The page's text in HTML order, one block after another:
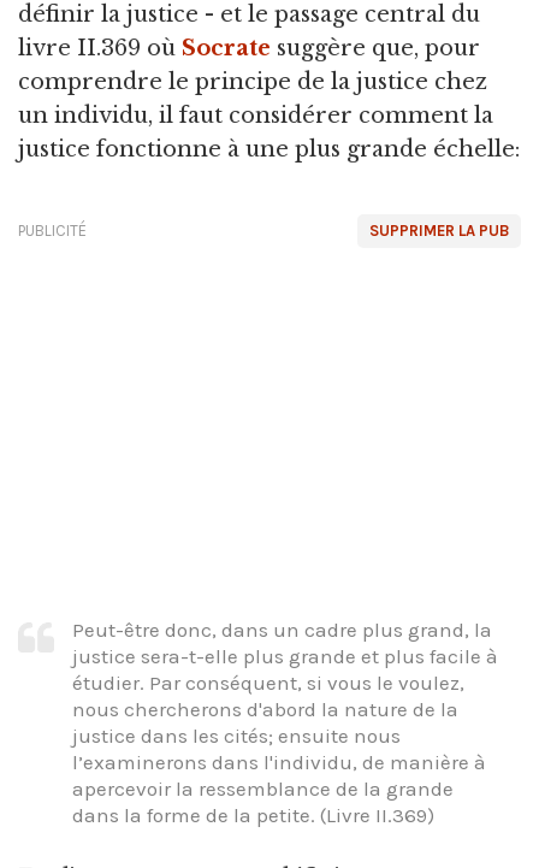
définir la justice - et le passage central du
livre II.369 où Socrate suggère que, pour
comprendre le principe de la justice chez
un individu, il faut considérer comment la
justice fonctionne à une plus grande échelle:
SUPPRIMER LA PUB
PUBLICITÉ
Peut-être donc, dans un cadre plus grand, la
justice sera-t-elle plus grande et plus facile à
étudier. Par conséquent, si vous le voulez,
nous chercherons d'abord la nature de la
justice dans les cités; ensuite nous
l’examinerons dans l'individu, de manière à
apercevoir la ressemblance de la grande
dans la forme de la petite. (Livre II.369)